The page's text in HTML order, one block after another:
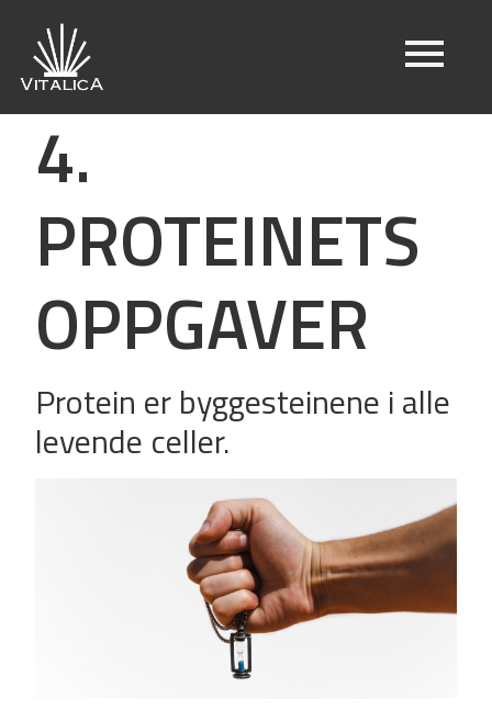
4.
PROTEINETS
OPPGAVER
Protein er byggesteinene i alle
levende celler.